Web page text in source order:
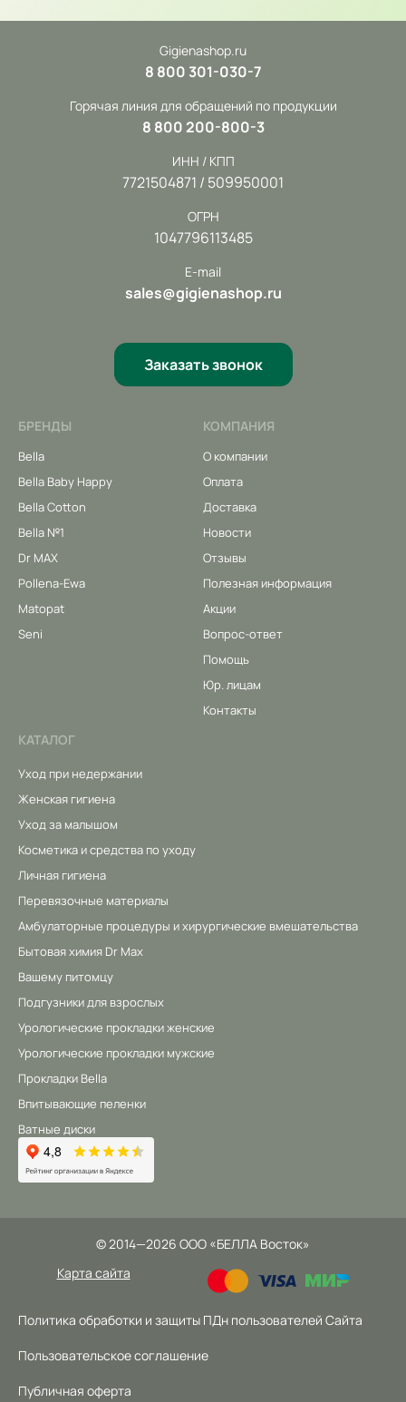
Gigienashop.ru
8 800 301-030-7
Горячая линия для обращений по продукции
8 800 200-800-3
ИНН / КПП
7721504871 / 509950001
ОГРН
1047796113485
E-mail
sales@gigienashop.ru
Заказать звонок
БРЕНДЫ
Bella
Bella Baby Happy
Bella Cotton
Bella №1
Dr MAX
Pollena-Ewa
Matopat
Seni
КОМПАНИЯ
О компании
Оплата
Доставка
Новости
Отзывы
Полезная информация
Акции
Вопрос-ответ
Помощь
Юр. лицам
Контакты
КАТАЛОГ
Уход при недержании
Женская гигиена
Уход за малышом
Косметика и средства по уходу
Личная гигиена
Перевязочные материалы
Амбулаторные процедуры и хирургические вмешательства
Бытовая химия Dr Max
Вашему питомцу
Подгузники для взрослых
Урологические прокладки женские
Урологические прокладки мужские
Прокладки Bella
Впитывающие пеленки
Ватные диски
©2014—2026 ООО «БЕЛЛА Восток»
Карта сайта
Политика обработки и защиты ПДн пользователей Сайта
Пользовательское соглашение
Публичная оферта